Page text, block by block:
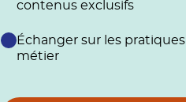
contenus exclusifs
Échanger sur les pratiques
métier